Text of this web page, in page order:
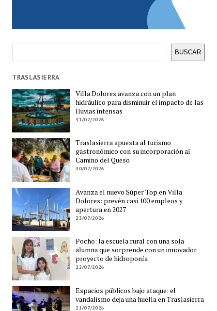
BUSCAR
TRASLASIERRA
Villa Dolores avanza con un plan
hidráulico para disminuir el impacto de las
lluvias intensas
31/07/2026
Traslasierra apuesta al turismo
gastronómico con su incorporación al
Camino del Queso
30/07/2026
Avanza el nuevo Súper Top en Villa
Dolores: prevén casi 100 empleos y
apertura en 2027
23/07/2026
Pocho: la escuela rural con una sola
alumna que sorprende con un innovador
proyecto de hidroponía
22/07/2026
Espacios públicos bajo ataque: el
vandalismo deja una huella en Traslasierra
21/07/2026